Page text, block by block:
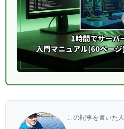
この記事を書いた人